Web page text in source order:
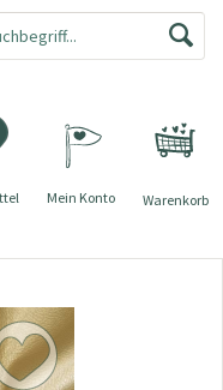
Warenkorb
Mein Konto